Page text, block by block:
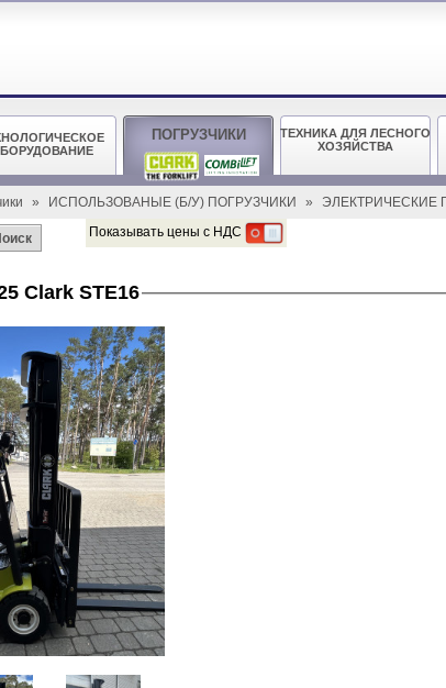
ПОГРУЗЧИКИ
ТЕХНИКА ДЛЯ ЛЕСНОГО
ХОЗЯЙСТВА
» ИСПОЛЬЗОВАНЫЕ (Б/У) ПОГРУЗЧИКИ » ЭЛЕКТРИЧЕСКИЕ
Показывать цены с НДС
Clark STE16